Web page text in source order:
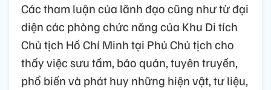
Các tham luận của lãnh đạo cũng như từ đại
diện các phòng chức năng của Khu Di tích
Chủ tịch Hồ Chí Minh tại Phủ Chủ tịch cho
thấy việc sưu tầm, bảo quản, tuyên truyền,
phổ biến và phát huy những hiện vật, tư liệu,